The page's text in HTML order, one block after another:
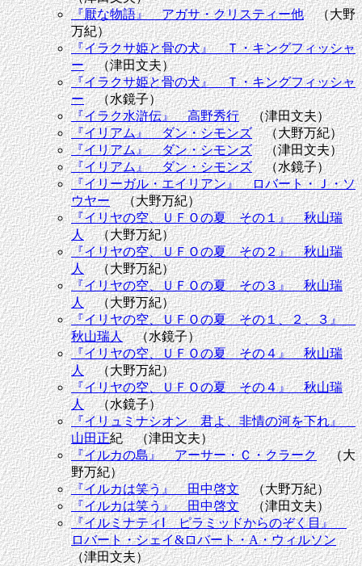
『厭な物語』 アガサ・クリスティー他（大野
万紀）
『イラクサ姫と骨の犬』 Ｔ・キングフィッシャ
ー（津田文夫）
『イラクサ姫と骨の犬』 Ｔ・キングフィッシャ
ー（水鏡子）
『イラク水滸伝』 高野秀行（津田文夫）
『イリアム』 ダン・シモンズ（大野万紀）
『イリアム』 ダン・シモンズ（津田文夫）
『イリアム』 ダン・シモンズ（水鏡子）
『イリーガル・エイリアン』 ロバート・Ｊ・ソ
ウヤー（大野万紀）
『イリヤの空、ＵＦＯの夏 その１』 秋山瑞
人（大野万紀）
『イリヤの空、ＵＦＯの夏 その２』 秋山瑞
人（大野万紀）
『イリヤの空、ＵＦＯの夏 その３』 秋山瑞
人（大野万紀）
『イリヤの空、ＵＦＯの夏 その１、２、３』
秋山瑞人（水鏡子）
『イリヤの空、ＵＦＯの夏 その４』 秋山瑞
人（大野万紀）
『イリヤの空、ＵＦＯの夏 その４』 秋山瑞
人（水鏡子）
『イリュミナシオン 君よ、非情の河を下れ』
山田正紀 （津田文夫）
『イルカの島』 アーサー・Ｃ・クラーク（大
野万紀）
『イルカは笑う』 田中啓文（大野万紀）
『イルカは笑う』 田中啓文（津田文夫）
『イルミナティⅠ ピラミッドからのぞく目』
ロバート・シェイ&ロバート・A・ウィルソン
（津田文夫）